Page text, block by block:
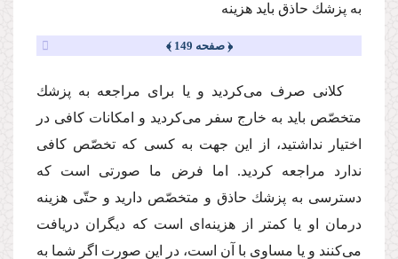
به پزشك حاذق باید هزینه
﴿ صفحه 149 ﴾
كلانى صرف مى‌كردید و یا براى مراجعه به پزشك
متخصّص باید به خارج سفر مى‌كردید و امكانات كافى در
اختیار نداشتید، از این جهت به كسى كه تخصّص كافى
ندارد مراجعه كردید. اما فرض ما صورتى است كه
دسترسى به پزشك حاذق و متخصّص دارید و حتّى هزینه
درمان او یا كمتر از هزینه‌اى است كه دیگران دریافت
مى‌كنند و یا مساوى با آن است، در این صورت اگر شما به